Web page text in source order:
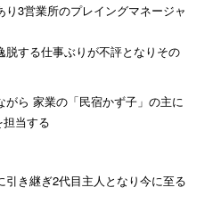
3営業所のプレイングマネージャ
脱する仕事ぶりが不評となりその
がら 家業の「民宿かず子」の主に
当する
き継ぎ2代目主人となり今に至る